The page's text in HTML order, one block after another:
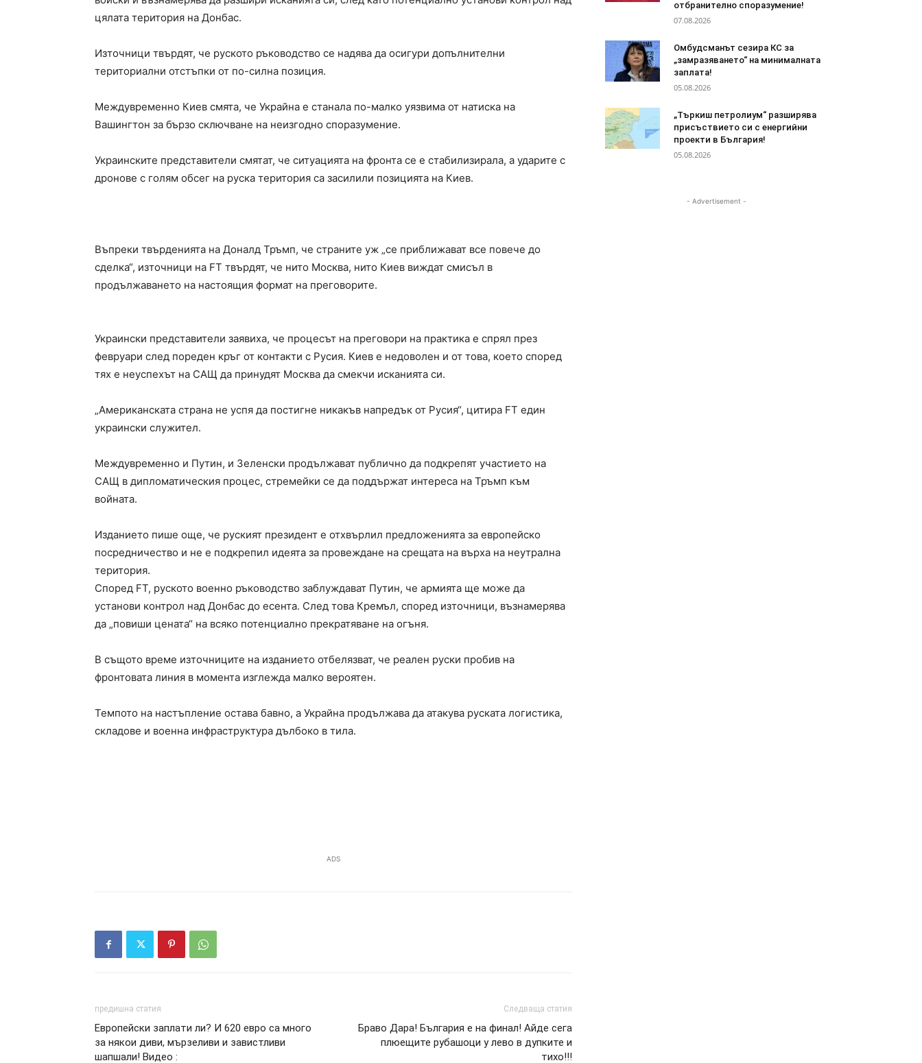
цялата територия на Донбас.
Източници твърдят, че руското ръководство се надява да осигури допълнителни
териториални отстъпки от по-силна позиция.
Междувременно Киев смята, че Украйна е станала по-малко уязвима от натиска на
Вашингтон за бързо сключване на неизгодно споразумение.
Украинските представители смятат, че ситуацията на фронта се е стабилизирала, а ударите с
дронове с голям обсег на руска територия са засилили позицията на Киев.
Въпреки твърденията на Доналд Тръмп, че страните уж „се приближават все повече до
сделка“, източници на FT твърдят, че нито Москва, нито Киев виждат смисъл в
продължаването на настоящия формат на преговорите.
Украински представители заявиха, че процесът на преговори на практика е спрял през
февруари след пореден кръг от контакти с Русия. Киев е недоволен и от това, което според
тях е неуспехът на САЩ да принудят Москва да смекчи исканията си.
„Американската страна не успя да постигне никакъв напредък от Русия“, цитира FT един
украински служител.
Междувременно и Путин, и Зеленски продължават публично да подкрепят участието на
САЩ в дипломатическия процес, стремейки се да поддържат интереса на Тръмп към
войната.
Изданието пише още, че руският президент е отхвърлил предложенията за европейско
посредничество и не е подкрепил идеята за провеждане на срещата на върха на неутрална
територия.
Според FT, руското военно ръководство заблуждават Путин, че армията ще може да
установи контрол над Донбас до есента. След това Кремъл, според източници, възнамерява
да „повиши цената“ на всяко потенциално прекратяване на огъня.
В същото време източниците на изданието отбелязват, че реален руски пробив на
фронтовата линия в момента изглежда малко вероятен.
Темпото на настъпление остава бавно, а Украйна продължава да атакува руската логистика,
складове и военна инфраструктура дълбоко в тила.
ADS
предишна статия
Европейски заплати ли? И 620 евро са много
за някои диви, мързеливи и завистливи
шапшали! Видео :
Следваща статия
Браво Дара! България е на финал! Айде сега
плюещите рубашоци у лево в дупките и
тихо!!!
отбранително споразумение!
07.08.2026
Омбудсманът сезира КС за
„замразяването“ на минималната
заплата!
05.08.2026
„Търкиш петролиум“ разширява
присъствието си с енергийни
проекти в България!
05.08.2026
- Advertisement -